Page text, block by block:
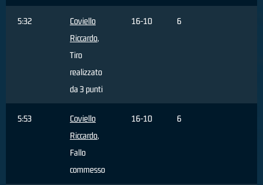
5:32
Coviello
Riccardo,
Tiro
realizzato
da 3 punti
16-10 6
5:53
Coviello
Riccardo,
Fallo
commesso
16-10 6